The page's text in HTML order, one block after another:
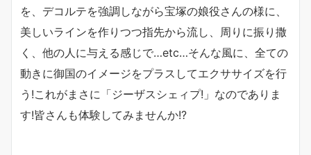
を、デコルテを強調しながら宝塚の娘役さんの様に、
美しいラインを作りつつ指先から流し、周りに振り撒
く、他の人に与える感じで…etc…そんな風に、全ての
動きに御国のイメージをプラスしてエクササイズを行
う!これがまさに「ジーザスシェィプ!」なのでありま
す!皆さんも体験してみませんか!?